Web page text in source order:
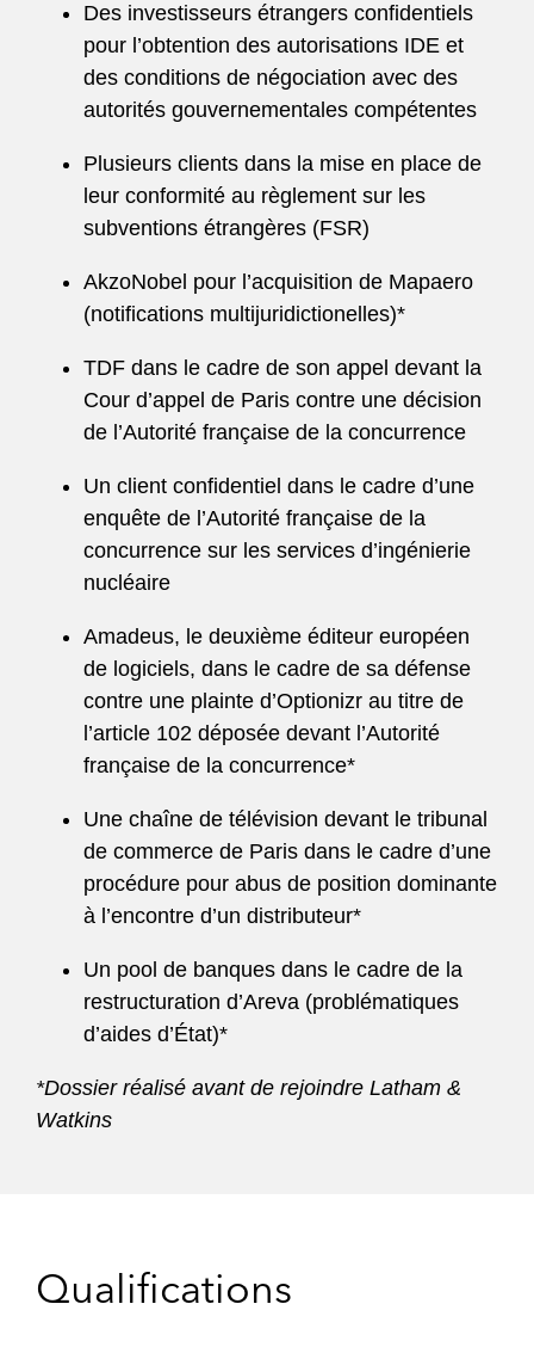
Des investisseurs étrangers confidentiels
pour l’obtention des autorisations IDE et
des conditions de négociation avec des
autorités gouvernementales compétentes
Plusieurs clients dans la mise en place de
leur conformité au règlement sur les
subventions étrangères (FSR)
AkzoNobel pour l’acquisition de Mapaero
(notifications multijuridictionelles)*
TDF dans le cadre de son appel devant la
Cour d’appel de Paris contre une décision
de l’Autorité française de la concurrence
Un client confidentiel dans le cadre d’une
enquête de l’Autorité française de la
concurrence sur les services d’ingénierie
nucléaire
Amadeus, le deuxième éditeur européen
de logiciels, dans le cadre de sa défense
contre une plainte d’Optionizr au titre de
l’article 102 déposée devant l’Autorité
française de la concurrence*
Une chaîne de télévision devant le tribunal
de commerce de Paris dans le cadre d’une
procédure pour abus de position dominante
à l’encontre d’un distributeur*
Un pool de banques dans le cadre de la
restructuration d’Areva (problématiques
d’aides d’État)*
*Dossier réalisé avant de rejoindre Latham &
Watkins
Qualifications